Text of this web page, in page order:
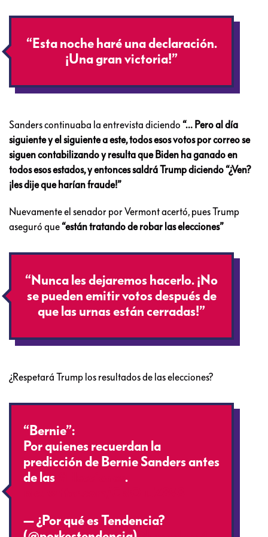
“Esta noche haré una declaración.
¡Una gran victoria!”
Sanders continuaba la entrevista diciendo “… Pero al día
siguiente y el siguiente a este, todos esos votos por correo se
siguen contabilizando y resulta que Biden ha ganado en
todos esos estados, y entonces saldrá Trump diciendo “¿Ven?
¡les dije que harían fraude!”
Nuevamente el senador por Vermont acertó, pues Trump
aseguró que“están tratando de robar las elecciones”
“Nunca les dejaremos hacerlo. ¡No
se pueden emitir votos después de
que las urnas están cerradas!”
¿Respetará Trump los resultados de las elecciones?
“Bernie”:
Por quienes recuerdan la
predicción de Bernie Sanders antes
de las
.
— ¿Por qué es Tendencia?